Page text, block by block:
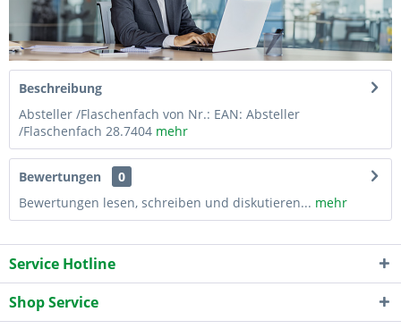
Beschreibung
Absteller /Flaschenfach von Nr.: EAN: Absteller
/Flaschenfach 28.7404 mehr
Bewertungen
0
Bewertungen lesen, schreiben und diskutieren... mehr
Service Hotline
Shop Service